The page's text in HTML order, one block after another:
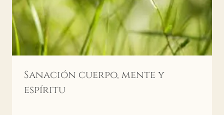
Sanación cuerpo, mente y
espíritu